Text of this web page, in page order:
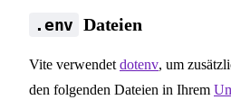
.env Dateien
Vite verwendet dotenv, um
den folgenden Dateien in Ihrem